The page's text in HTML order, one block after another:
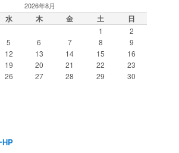
2026年8月
水 木 金 土 日
1
2
5 6 7 8
9
12 13 14 15
16
19 20 21 22
23
26 27 28 29
30
HP